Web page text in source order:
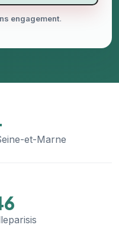
engagement.
et-Marne